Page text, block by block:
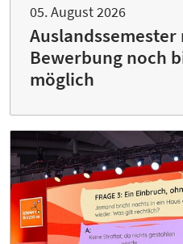
05. August 2026
Auslandssemester
Bewerbung noch
möglich